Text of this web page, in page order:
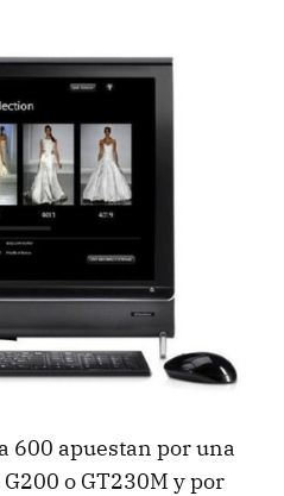
600 apuestan por una
o GT230M y por